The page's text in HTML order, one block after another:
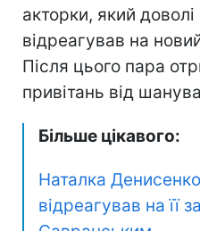
акторки, який доволі
відреагував на
Після цього пара
привітань від
Більше цікавого:
Наталка
відреагував на її